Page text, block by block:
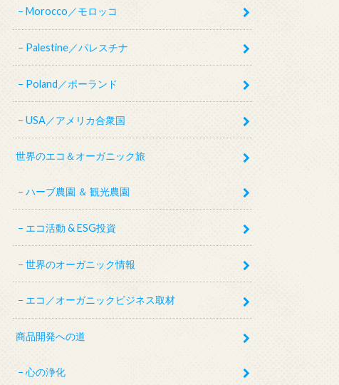
Morocco／モロッコ
Palestine／パレスチナ
Poland／ポーランド
USA／アメリカ合衆国
世界のエコ＆オーガニック旅
ハーブ農園 ＆ 観光農園
エコ活動 & ESG投資
世界のオーガニック情報
エコ／オーガニックビジネス取材
商品開発への道
心の浄化